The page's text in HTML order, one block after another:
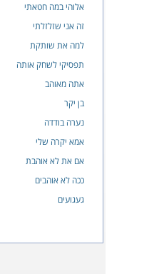
אלוהי במה חטאתי
זה אני שזלזלתי
למה את שותקת
תפסיקי לשחק אותה
אתה מאוהב
בן יקר
נערה בודדה
אמא יקרה שלי
אם את לא אוהבת
ככה לא אוהבים
געגועים